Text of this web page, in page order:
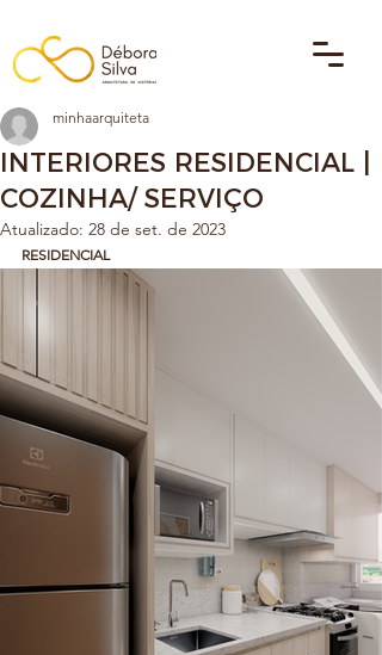
INTERIORES RESIDENCIAL |
COZINHA/ SERVIÇO
minhaarquiteta
Atualizado: 28 de set. de 2023
RESIDENCIAL